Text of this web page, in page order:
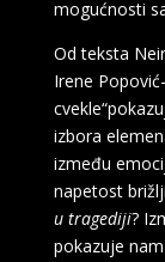
mogućnosti
Od teksta
Irene
izbora
između
napetost
u tragediji?
pokazuje